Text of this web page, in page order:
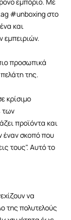
#unboxing στο
και
εμπειριών.
προσωπικά
της.
κρίσιμο
των
προϊόντα και
έναν σκοπό που
τους". Αυτό το
να
της πολυτελούς